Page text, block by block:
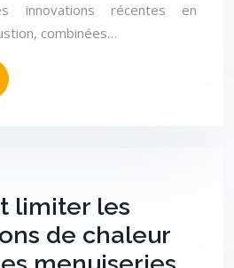
innovations récentes en
combinées…
limiter les
de chaleur